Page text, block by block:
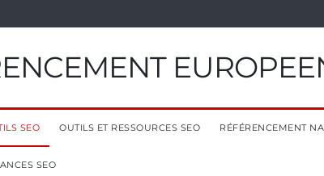
SEO OUTILS ET RESSOURCES SEO RÉFÉRENCEMENT
SEO